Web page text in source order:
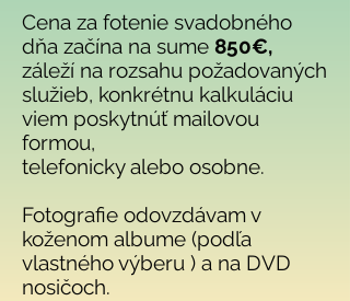
Cena za fotenie svadobného
dňa začína na sume 850€,
záleží na rozsahu požadovaných
služieb, konkrétnu kalkuláciu
viem poskytnúť mailovou
formou,
telefonicky alebo osobne.
Fotografie odovzdávam v
koženom albume (podľa
vlastného výberu ) a na DVD
nosičoch.